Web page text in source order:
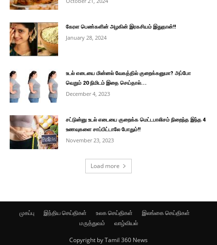
கேரள பெண்களின் அழகின் இரகசியம் இதுதான்!!
January 28, 2024
உடல் எடையை மின்னல் வேகத்தில் குறைக்கனுமா? அப்போ
வெறும் 20 நிமிடம் இதை செய்தால்...
December 4, 2023
சட்டுன்னு உடல் எடையை குறைக்க மெட்டபாலிசம் நிறைந்த இந்த 4
உணவுகளை சாப்பிட்டாலே போதும்!!
November 23, 2023
Load more
முகப்பு இந்திய செய்திகள் உலக செய்திகள்
இலங்கை செய்திகள்
மருத்துவம்
வாழ்வியல்
Copyright by Tamil 360 News